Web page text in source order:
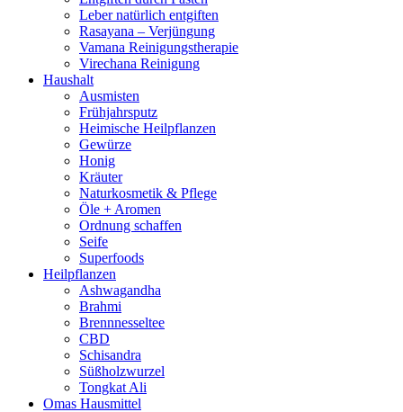
Leber natürlich entgiften
Rasayana – Verjüngung
Vamana Reinigungstherapie
Virechana Reinigung
Haushalt
Ausmisten
Frühjahrsputz
Heimische Heilpflanzen
Gewürze
Honig
Kräuter
Naturkosmetik & Pflege
Öle + Aromen
Ordnung schaffen
Seife
Superfoods
Heilpflanzen
Ashwagandha
Brahmi
Brennnesseltee
CBD
Schisandra
Süßholzwurzel
Tongkat Ali
Omas Hausmittel